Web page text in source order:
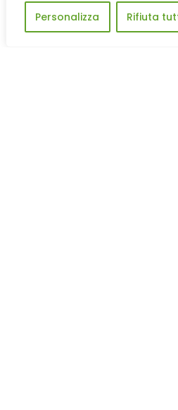
Personalizza Rifiuta
ma la soluzione non è
Quando si tratti di un